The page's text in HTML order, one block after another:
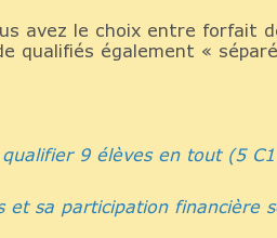
avez le choix entre forfait
qualifiés également «
9 élèves en tout (5
sa participation financière